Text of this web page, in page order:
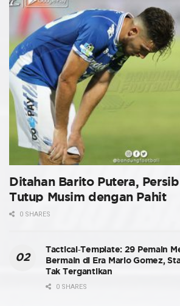
Ditahan Barito Putera, Persib
Tutup Musim dengan Pahit
0 SHARES
Tactical-Template: 29 Pemain
Bermain di Era Mario Gomez,
Tak Tergantikan
0 SHARES